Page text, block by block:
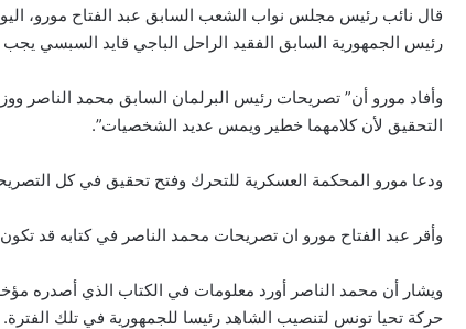
قال نائب رئيس مجلس نواب الشعب السابق عبد الفتاح مورو،
رئيس الجمهورية السابق الفقيد الراحل الباجي قايد السبسي يجب
وأفاد مورو أن” تصريحات رئيس البرلمان السابق محمد الناصر
التحقيق لأن كلامهما خطير ويمس عديد الشخصيات”.
ودعا مورو المحكمة العسكرية للتحرك وفتح تحقيق في كل
وأقر عبد الفتاح مورو ان تصريحات محمد الناصر في كتابه قد
ويشار أن محمد الناصر أورد معلومات في الكتاب الذي أصدره
حركة تحيا تونس لتنصيب الشاهد رئيسا للجمهورية في تلك الفترة.